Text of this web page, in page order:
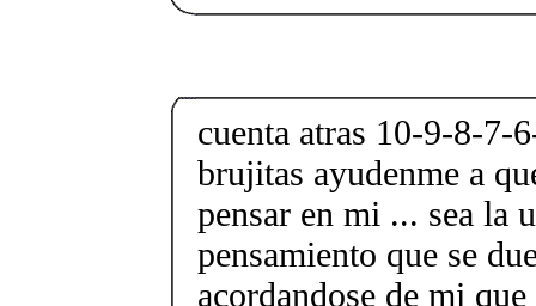
cuenta atras 10-9-8-7-
brujitas ayudenme a
pensar en mi ... sea la
pensamiento que se
acordandose de mi